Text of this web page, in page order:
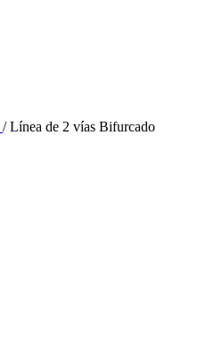
/ Línea de 2 vías Bifurcado